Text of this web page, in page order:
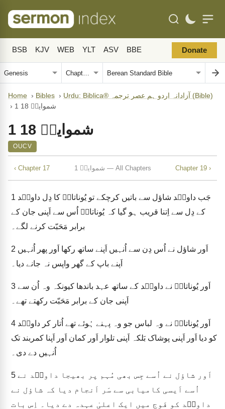
BSB KJV WEB YLT ASV BBE Donate
Home › Bibles ›
Urdu: Biblica® آزادانہ اردو ہم عصر ترجمہ (Bible)
›
1 شموایلؔ 18
1 شموایلؔ 18
OUCV
‹ Chapter 17 1 شموایلؔ — All Chapters Chapter 19 ›
1
کے دِل سے اِتنا قریب ہو گیا کہ یُوناتانؔ اُس سے اَپنی جان کے
برابر مَحَبّت کرنے لگے۔
2
اَپنے باپ کے گھر واپس نہ جانے دیا۔
3
اَپنی جان کے برابر مَحَبّت رکھتے تھے۔
4
کو دیا اَور اَپنی پوشاک بَلکہ اَپنی تلوار اَور کمان اَور اَپنا کمربند تک
اُنہیں دے دی۔
5
اُسے اَیسی کامیابی سے سَر اَنجام دیا کہ شاؤل نے
داویؔد کو فَوج میں ایک اعلیٰ عہدہ دے دیا۔ اِس بات